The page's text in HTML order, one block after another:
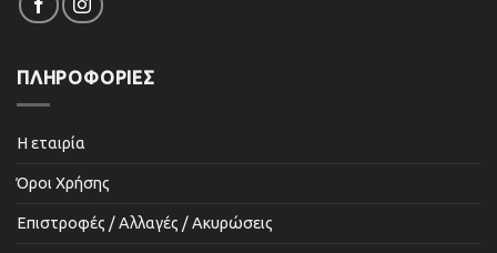
ΠΛΗΡΟΦΟΡΙΕΣ
Η εταιρία
Όροι Χρήσης
Επιστροφές / Αλλαγές / Ακυρώσεις